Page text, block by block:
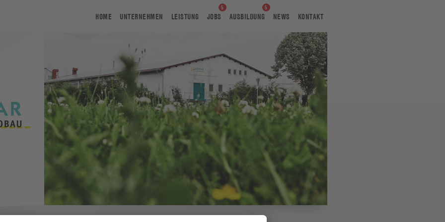
HOME UNTERNEHMEN LEISTUNG JOBS AUSBILDUNG NEWS KONTAKT